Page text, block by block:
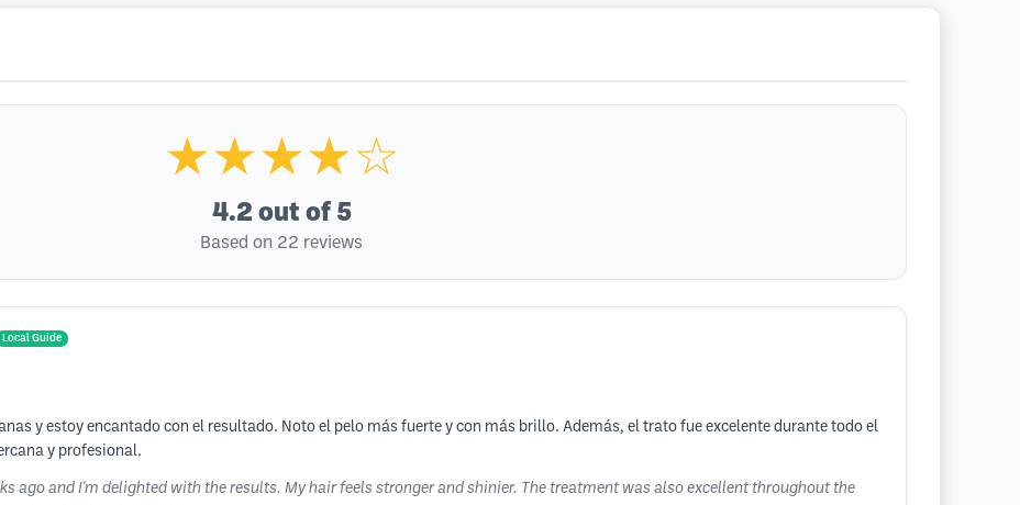
★★★★☆
4.2 out of 5
Based on 22 reviews
Local Guide
y estoy encantado con el resultado. Noto el pelo más fuerte y con más brillo. Además, el trato fue excelente durante todo el
y profesional.
ago and I'm delighted with the results. My hair feels stronger and shinier. The treatment was also excellent throughout the